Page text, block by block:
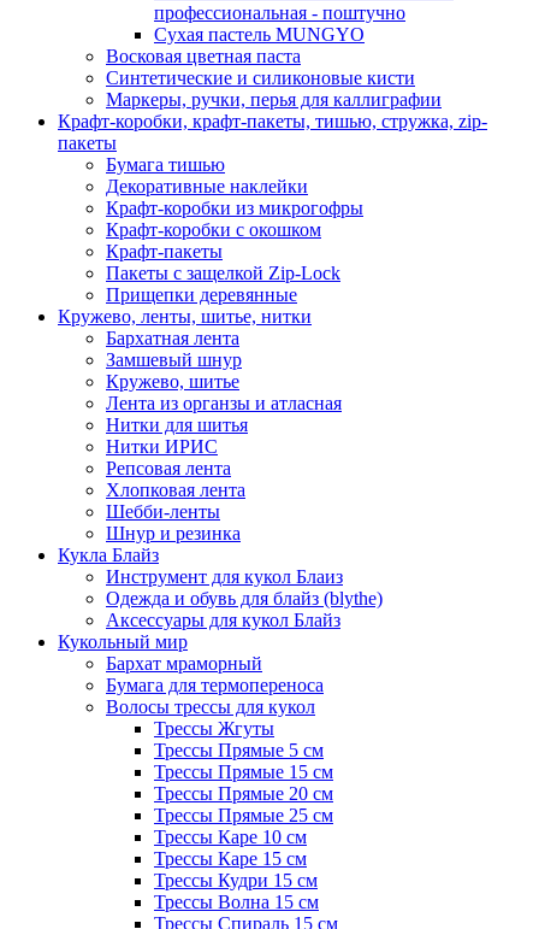
профессиональная - поштучно
Сухая пастель MUNGYO
Восковая цветная паста
Синтетические и силиконовые кисти
Маркеры, ручки, перья для каллиграфии
Крафт-коробки, крафт-пакеты, тишью, стружка, zip-
пакеты
Бумага тишью
Декоративные наклейки
Крафт-коробки из микрогофры
Крафт-коробки с окошком
Крафт-пакеты
Пакеты с защелкой Zip-Lock
Прищепки деревянные
Кружево, ленты, шитье, нитки
Бархатная лента
Замшевый шнур
Кружево, шитье
Лента из органзы и атласная
Нитки для шитья
Нитки ИРИС
Репсовая лента
Хлопковая лента
Шебби-ленты
Шнур и резинка
Кукла Блайз
Инструмент для кукол Блаиз
Одежда и обувь для блайз (blythe)
Аксессуары для кукол Блайз
Кукольный мир
Бархат мраморный
Бумага для термопереноса
Волосы трессы для кукол
Трессы Жгуты
Трессы Прямые 5 см
Трессы Прямые 15 см
Трессы Прямые 20 см
Трессы Прямые 25 см
Трессы Каре 10 см
Трессы Каре 15 см
Трессы Кудри 15 см
Трессы Волна 15 см
Трессы Спираль 15 см